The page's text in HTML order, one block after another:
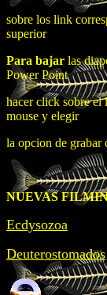
sobre los link
superior
Para bajar las
Power Point
hacer click sobre el
mouse y elegir
la opcion de grabar
NUEVAS
Ecdysozoa
Deuterostomados